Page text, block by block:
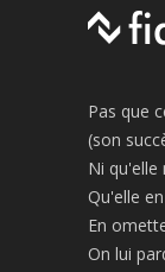
Pas que
(son
Ni qu'elle
Qu'elle
En
On lui